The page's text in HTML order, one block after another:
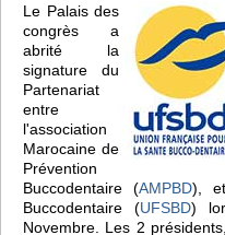
Le Palais des
congrès a
abrité la
signature du
Partenariat
entre
l'association
Marocaine de
Prévention
Buccodentaire (AMPBD),
Buccodentaire (UFSBD)
Novembre. Les 2